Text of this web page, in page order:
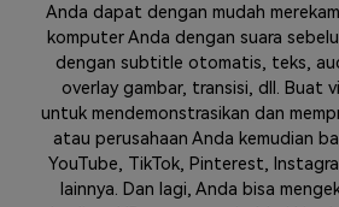
Anda dapat dengan mudah
komputer Anda dengan suara
dengan subtitle otomatis, teks,
overlay gambar, transisi, dll. Buat
untuk mendemonstrasikan dan
atau perusahaan Anda kemudian
YouTube, TikTok, Pinterest,
lainnya. Dan lagi, Anda bisa